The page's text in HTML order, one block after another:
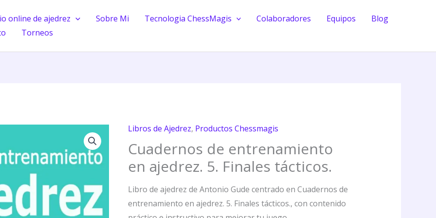
online de ajedrez Sobre Mi Tecnologia ChessMagis Colaboradores Equipos
Blog
Torneos
Libros de Ajedrez, Productos Chessmagis
Cuadernos de entrenamiento
en ajedrez. 5. Finales tácticos.
Libro de ajedrez de Antonio Gude centrado en Cuadernos de
entrenamiento en ajedrez. 5. Finales tácticos., con contenido
Cuadernos
de
entrenamiento
en
ajedrez.
5.
Finales
ajedrez.